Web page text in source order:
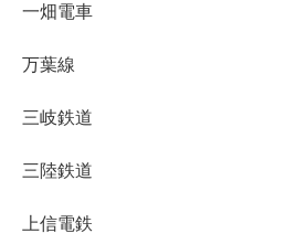
一畑電車
万葉線
三岐鉄道
三陸鉄道
上信電鉄